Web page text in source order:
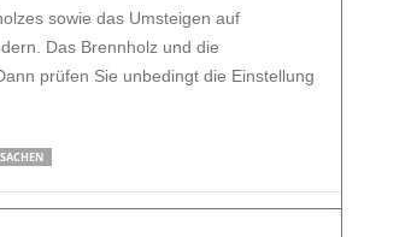
sowie das Umsteigen auf
Das Brennholz und die
prüfen Sie unbedingt die Einstellung